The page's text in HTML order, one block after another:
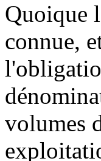
Quoique
connue,
volumes